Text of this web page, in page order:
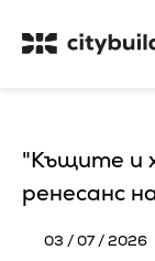
"Къщите и
ренесанс
03 / 07 / 2026